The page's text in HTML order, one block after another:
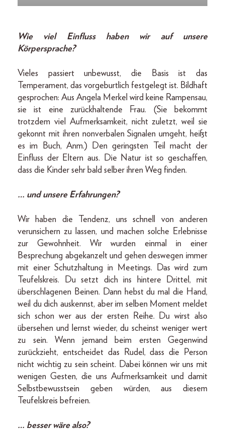
Wie viel Einfluss haben wir auf unsere
Körpersprache?
Vieles passiert unbewusst, die Basis ist das
Temperament, das vorgeburtlich festgelegt ist. Bildhaft
gesprochen: Aus Angela Merkel wird keine Rampensau,
sie ist eine zurückhaltende Frau. (Sie bekommt
trotzdem viel Aufmerksamkeit, nicht zuletzt, weil sie
gekonnt mit ihren nonverbalen Signalen umgeht, heißt
es im Buch, Anm.) Den geringsten Teil macht der
Einfluss der Eltern aus. Die Natur ist so geschaffen,
dass die Kinder sehr bald selber ihren Weg finden.
… und unsere Erfahrungen?
Wir haben die Tendenz, uns schnell von anderen
verunsichern zu lassen, und machen solche Erlebnisse
zur Gewohnheit. Wir wurden einmal in einer
Besprechung abgekanzelt und gehen deswegen immer
mit einer Schutzhaltung in Meetings. Das wird zum
Teufelskreis. Du setzt dich ins hintere Drittel, mit
überschlagenen Beinen. Dann hebst du mal die Hand,
weil du dich auskennst, aber im selben Moment meldet
sich schon wer aus der ersten Reihe. Du wirst also
übersehen und lernst wieder, du scheinst weniger wert
zu sein. Wenn jemand beim ersten Gegenwind
zurückzieht, entscheidet das Rudel, dass die Person
nicht wichtig zu sein scheint. Dabei können wir uns mit
wenigen Gesten, die uns Aufmerksamkeit und damit
Selbstbewusstsein geben würden, aus diesem
Teufelskreis befreien.
… besser wäre also?